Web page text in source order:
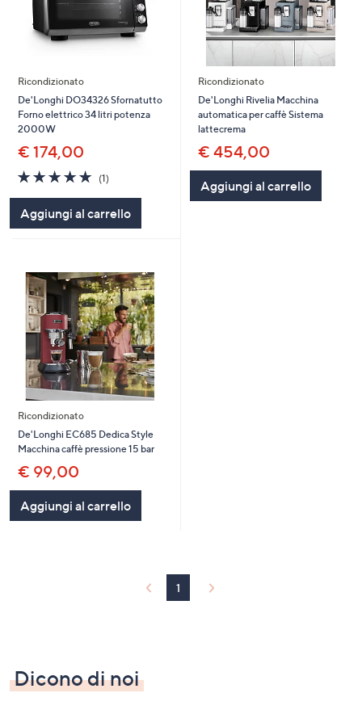
Ricondizionato
De'Longhi DO34326 Sfornatutto
Forno elettrico 34 litri potenza
2000W
€ 174,00
5.0
of
5
Stars
(1)
Aggiungi al carrello
Ricondizionato
De'Longhi Rivelia Macchina
automatica per caffè Sistema
lattecrema
€ 454,00
Aggiungi al carrello
Ricondizionato
De'Longhi EC685 Dedica Style
Macchina caffè pressione 15 bar
€ 99,00
Aggiungi al carrello
1
Dicono di noi